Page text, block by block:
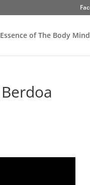
Essence of The Body Mind